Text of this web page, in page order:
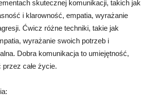
skutecznej komunikacji, takich jak
i klarowność, empatia, wyrażanie
Ćwicz różne techniki, takie jak
wyrażanie swoich potrzeb i
Dobra komunikacja to umiejętność,
całe życie.